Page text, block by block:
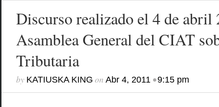
Discurso realizado el 4 de abril
Asamblea General del CIAT
Tributaria
by KATIUSKA KING on Abr 4, 2011•9:15 pm